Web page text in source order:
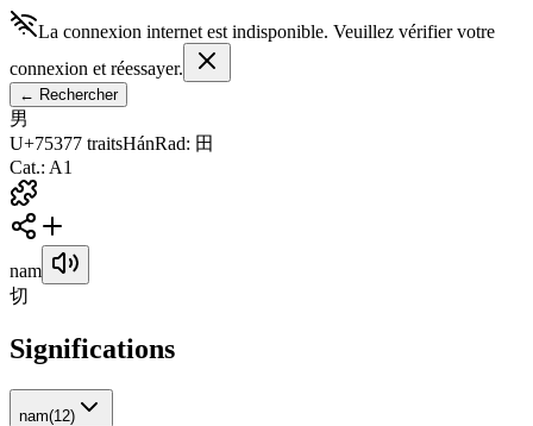
La connexion internet est indisponible. Veuillez vérifier votre
connexion et réessayer.
← Rechercher
男
U+75377 traitsHánRad: 田
Cat.: A1
nam
切
Significations
nam(12)